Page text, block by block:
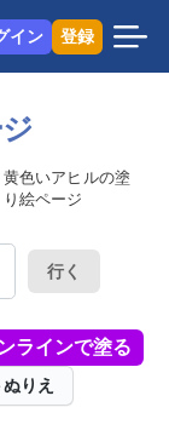
イン 登録
黄色いアヒルの塗
り絵ページ
行く
ラインで塗る
りえ